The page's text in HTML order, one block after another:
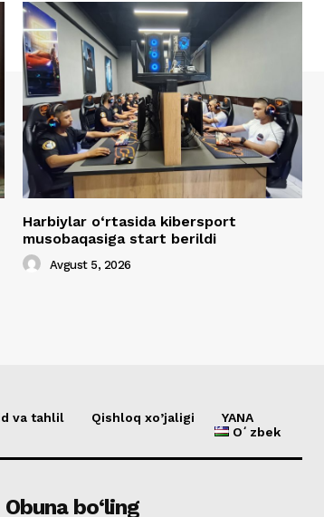
Harbiylar o‘rtasida kibersport
musobaqasiga start berildi
Avgust 5, 2026
va tahlil Qishloq xo’jaligi
YANA
Oʻzbek
Obuna bo‘ling